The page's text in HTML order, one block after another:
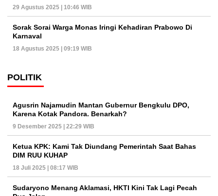
29 Agustus 2025 | 10:46 WIB
Sorak Sorai Warga Monas Iringi Kehadiran Prabowo Di
Karnaval
18 Agustus 2025 | 09:19 WIB
POLITIK
Agusrin Najamudin Mantan Gubernur Bengkulu DPO,
Karena Kotak Pandora. Benarkah?
9 Desember 2025 | 22:29 WIB
Ketua KPK: Kami Tak Diundang Pemerintah Saat Bahas
DIM RUU KUHAP
18 Juli 2025 | 08:17 WIB
Sudaryono Menang Aklamasi, HKTI Kini Tak Lagi Pecah